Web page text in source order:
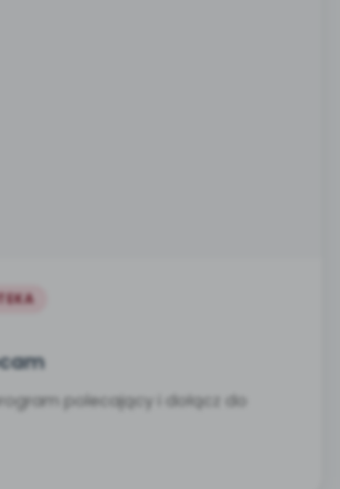
polecający i dołącz do